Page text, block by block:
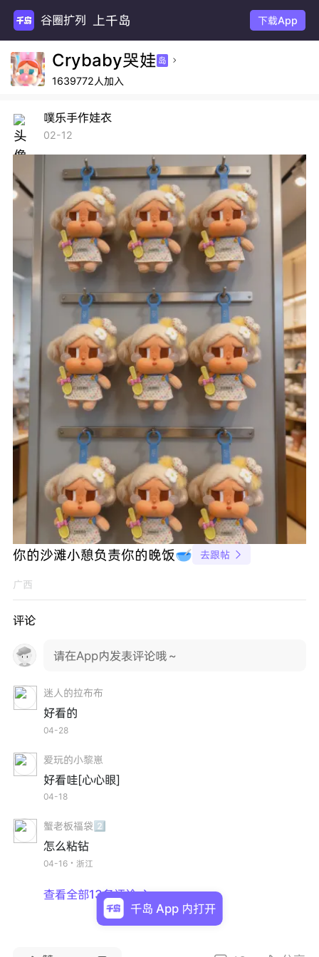
谷圈扩列 上千岛 下载App
Crybaby哭娃 岛 
1639772人加入
噗乐手作娃衣
02-12
你的沙滩小憩负责你的晚饭🥣 去跟帖 
广西
评论
请在App内发表评论哦～
迷人的拉布布
好看的
04-28
爱玩的小黎崽
好看哇[心心眼]
04-18
蟹老板福袋2️⃣
怎么粘钻
04-16・浙江
查看全部13条评论 
千岛 App 内打开